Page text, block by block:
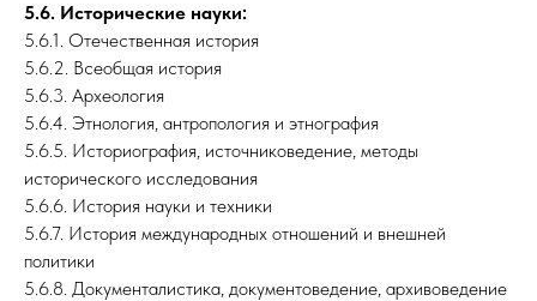
5.6. Исторические науки:
5.6.1. Отечественная история
5.6.2. Всеобщая история
5.6.3. Археология
5.6.4. Этнология, антропология и этнография
5.6.5. Историография, источниковедение, методы
исторического исследования
5.6.6. История науки и техники
5.6.7. История международных отношений и внешней
политики
5.6.8. Документалистика, документоведение, архивоведение